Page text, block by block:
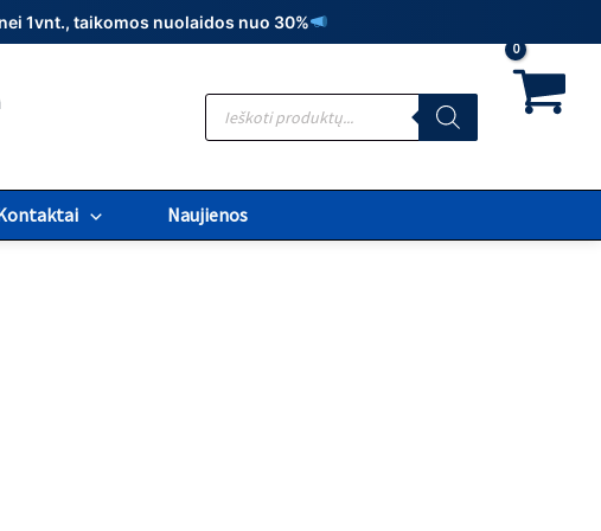
1vnt., taikomos nuolaidos nuo 30%
Products
search
Naujienos